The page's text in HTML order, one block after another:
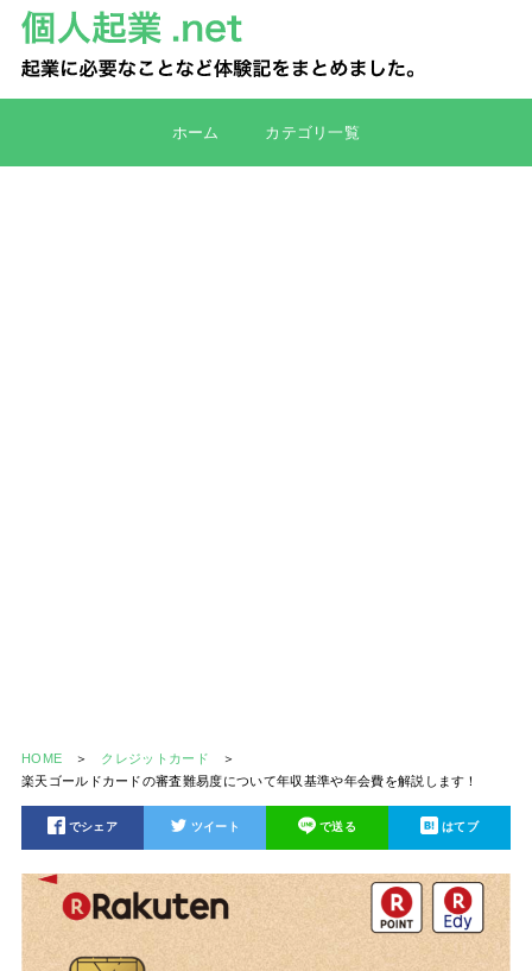
ホーム カテゴリ一覧
HOME
クレジットカード
楽天ゴールドカードの審査難易度について年収基準や年会費を解説します！
でシェア ツイート で送る はてブ